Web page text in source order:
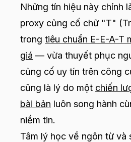
Những tín hiệu này chính
proxy củng cố chữ "T"
trong tiêu chuẩn E-E-A-T
giá — vừa thuyết phục
củng cố uy tín trên công
cũng là lý do một chiến
bài bản luôn song hành
niềm tin.
Tâm lý học về ngôn từ và